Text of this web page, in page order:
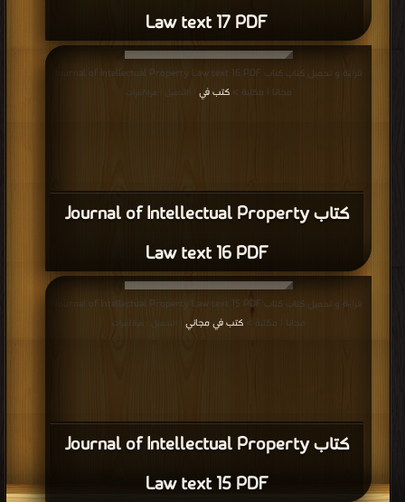
Law text 17 PDF
كتاب Journal of Intellectual Property
Law text 16 PDF
قراءة و تحميل كتاب كتاب Journal of Intellectual Property Law text 16 PDF
مجانا | مكتبة >كتب في | التحميل : مرة/مرات
كتاب Journal of Intellectual Property
Law text 15 PDF
قراءة و تحميل كتاب كتاب Journal of Intellectual Property Law text 15 PDF
مجانا | مكتبة >كتب في مجاني | التحميل : مرة/مرات